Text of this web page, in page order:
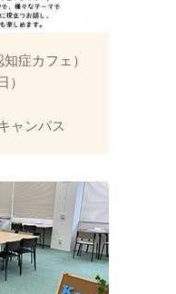
症カフェ）
）
ャンパス